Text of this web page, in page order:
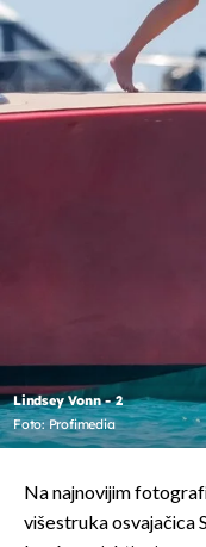
Lindsey Vonn - 2
Foto: Profimedia
Na najnovijim
višestruka osvajačica